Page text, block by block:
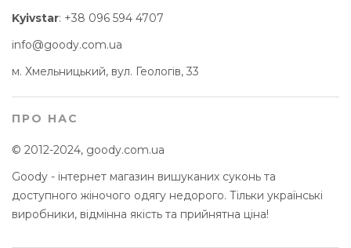
Kyivstar: +38 096 594 4707
info@goody.com.ua
м. Хмельницький, вул. Геологів, 33
ПРО НАС
© 2012-2024, goody.com.ua
Goody - інтернет магазин вишуканих суконь та
доступного жіночого одягу недорого. Тільки українські
виробники, відмінна якість та прийнятна ціна!